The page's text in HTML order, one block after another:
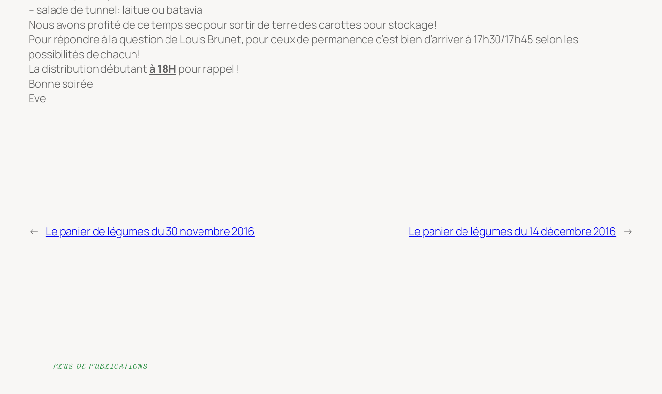
– salade de tunnel: laitue ou batavia
Nous avons profité de ce temps sec pour sortir de terre des carottes pour stockage!
Pour répondre à la question de Louis Brunet, pour ceux de permanence c’est bien d’arriver à 17h30/17h45 selon les
possibilités de chacun!
La distribution débutant à 18H pour rappel !
Bonne soirée
Eve
← Le panier de légumes du 30 novembre 2016 Le panier de légumes du 14 décembre 2016 →
PLUS DE PUBLICATIONS